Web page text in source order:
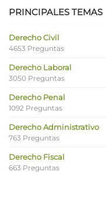
PRINCIPALES TEMAS
Derecho Civil
4653 Preguntas
Derecho Laboral
3050 Preguntas
Derecho Penal
1092 Preguntas
Derecho Administrativo
763 Preguntas
Derecho Fiscal
663 Preguntas